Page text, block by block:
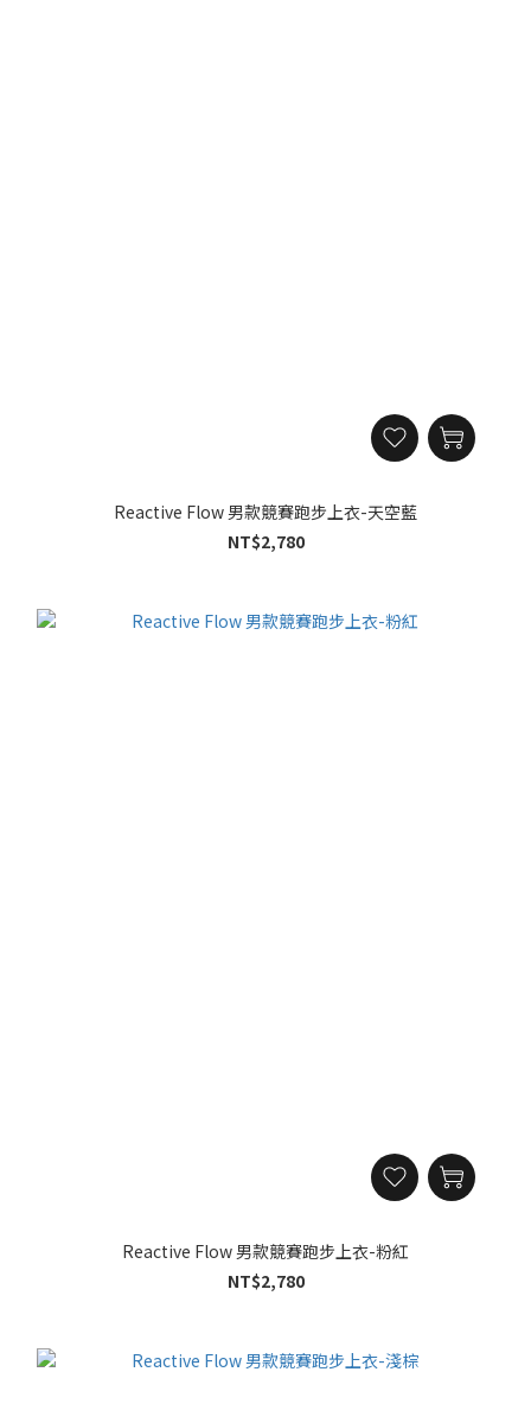
Reactive Flow 男款競賽跑步上衣-天空藍
NT$2,780
Reactive Flow 男款競賽跑步上衣-粉紅
NT$2,780